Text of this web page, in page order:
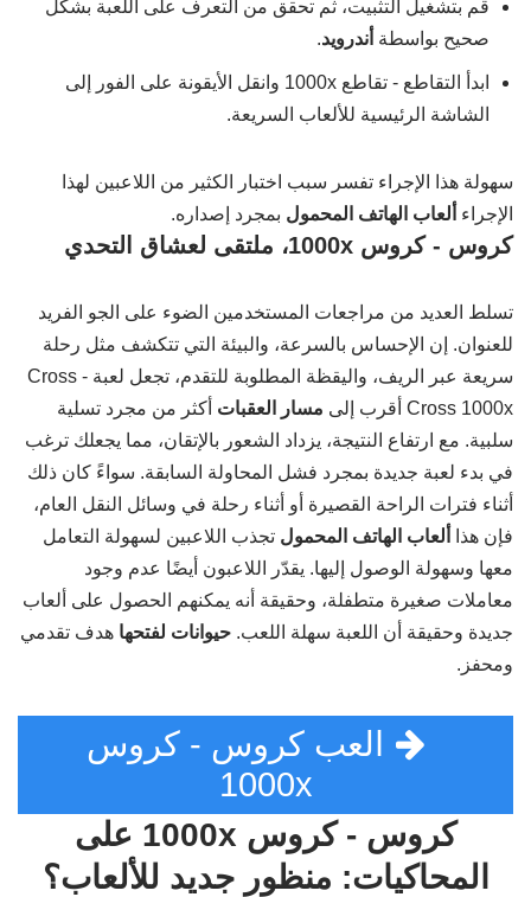
قم بتشغيل التثبيت، ثم تحقق من التعرف على اللعبة بشكل
صحيح بواسطة أندرويد.
ابدأ التقاطع - تقاطع 1000x وانقل الأيقونة على الفور إلى
الشاشة الرئيسية للألعاب السريعة.
سهولة هذا الإجراء تفسر سبب اختبار الكثير من اللاعبين لهذا
الإجراء ألعاب الهاتف المحمول بمجرد إصداره.
كروس - كروس 1000x، ملتقى لعشاق التحدي
تسلط العديد من مراجعات المستخدمين الضوء على الجو الفريد
للعنوان. إن الإحساس بالسرعة، والبيئة التي تتكشف مثل رحلة
سريعة عبر الريف، واليقظة المطلوبة للتقدم، تجعل لعبة Cross -
Cross 1000x أقرب إلى
مسار العقبات أكثر من مجرد تسلية
سلبية. مع ارتفاع النتيجة، يزداد الشعور بالإتقان، مما يجعلك ترغب
في بدء لعبة جديدة بمجرد فشل المحاولة السابقة. سواءً كان ذلك
أثناء فترات الراحة القصيرة أو أثناء رحلة في وسائل النقل العام،
فإن هذا
ألعاب الهاتف المحمول تجذب اللاعبين لسهولة التعامل
معها وسهولة الوصول إليها. يقدّر اللاعبون أيضًا عدم وجود
معاملات صغيرة متطفلة، وحقيقة أنه يمكنهم الحصول على ألعاب
جديدة وحقيقة أن اللعبة سهلة اللعب. حيوانات لفتحها هدف تقدمي
ومحفز.
العب كروس - كروس
1000x
كروس - كروس 1000x على
المحاكيات: منظور جديد للألعاب؟